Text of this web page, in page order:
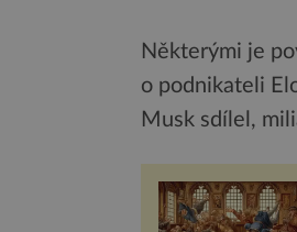
Některými je
o podnikateli
Musk sdílel,